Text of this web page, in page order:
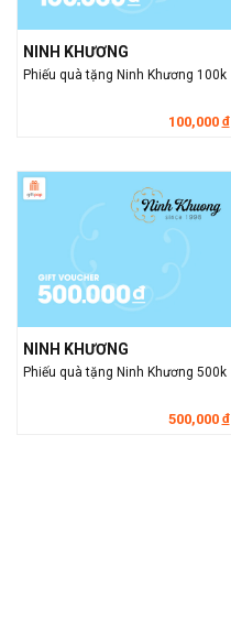
NINH KHƯƠNG
Phiếu quà tặng Ninh Khương 100k
100,000 đ
NINH KHƯƠNG
Phiếu quà tặng Ninh Khương 500k
500,000 đ